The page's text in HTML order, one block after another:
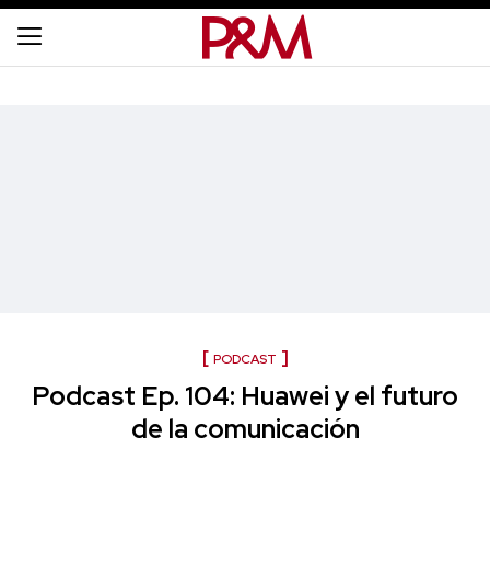
PODCAST
Podcast Ep. 104: Huawei y el futuro
de la comunicación